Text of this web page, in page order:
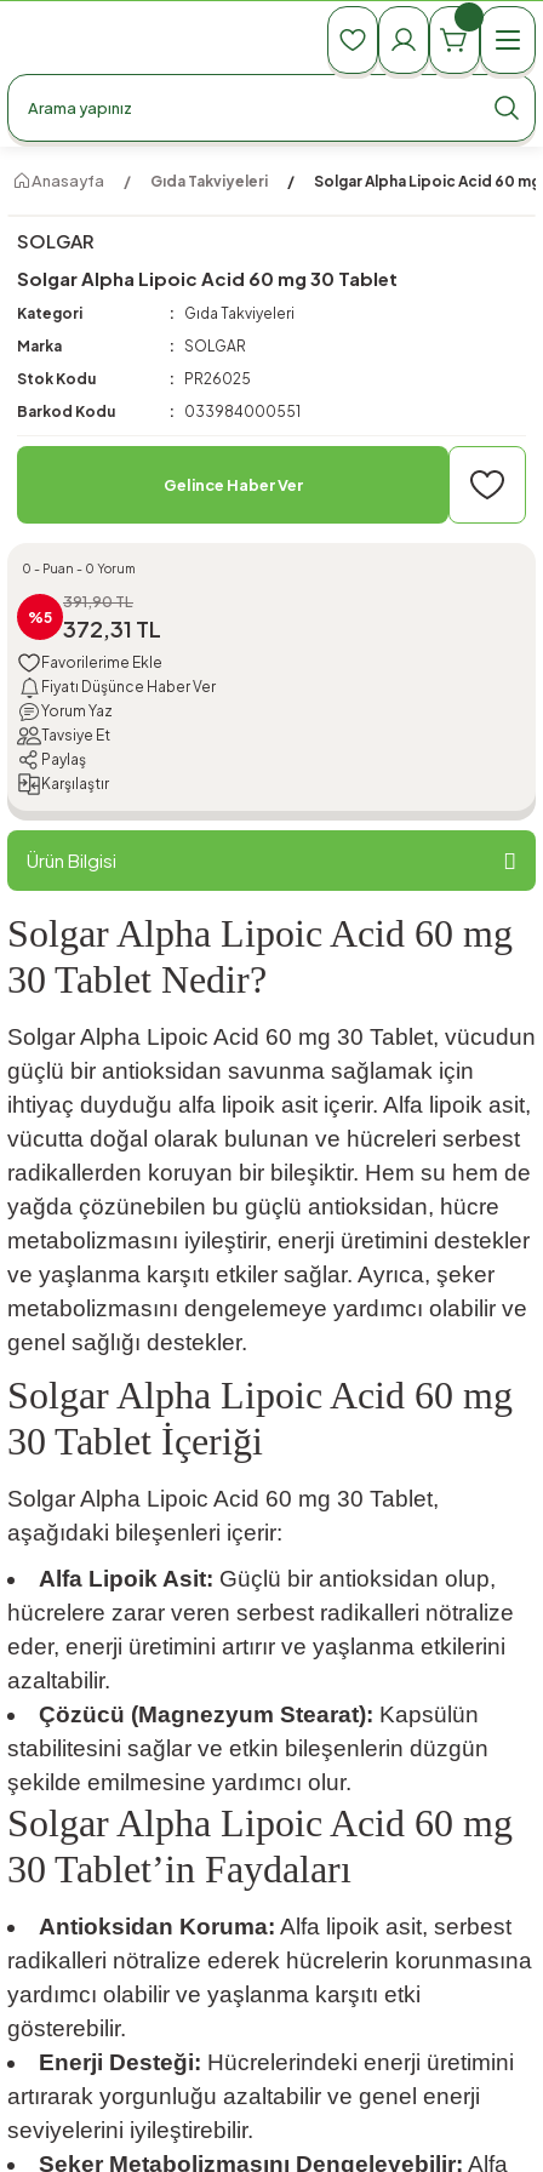
990 TL Üzeri Ücretsiz Kargo
990 TL Üzeri Ücretsiz Kargo
Anasayfa Gıda Takviyeleri Solgar Alpha Lipoic Acid 60
SOLGAR
Solgar Alpha Lipoic Acid 60 mg 30 Tablet
Kategori
Gıda Takviyeleri
Marka
SOLGAR
Stok Kodu
PR26025
Barkod Kodu
033984000551
Gelince Haber Ver
0 - Puan - 0 Yorum
%5
391,90 TL
372,31 TL
Fiyatı Düşünce Haber Ver
Yorum Yaz
Tavsiye Et
Paylaş
Karşılaştır
Ürün Bilgisi
Solgar Alpha Lipoic Acid 60 mg
30 Tablet Nedir?
Solgar Alpha Lipoic Acid 60 mg 30 Tablet, vücudun
güçlü bir antioksidan savunma sağlamak için
ihtiyaç duyduğu alfa lipoik asit içerir. Alfa lipoik asit,
vücutta doğal olarak bulunan ve hücreleri serbest
radikallerden koruyan bir bileşiktir. Hem su hem de
yağda çözünebilen bu güçlü antioksidan, hücre
metabolizmasını iyileştirir, enerji üretimini destekler
ve yaşlanma karşıtı etkiler sağlar. Ayrıca, şeker
metabolizmasını dengelemeye yardımcı olabilir ve
genel sağlığı destekler.
Solgar Alpha Lipoic Acid 60 mg
30 Tablet İçeriği
Solgar Alpha Lipoic Acid 60 mg 30 Tablet,
aşağıdaki bileşenleri içerir:
Alfa Lipoik Asit: Güçlü bir antioksidan olup,
hücrelere zarar veren serbest radikalleri nötralize
eder, enerji üretimini artırır ve yaşlanma etkilerini
azaltabilir.
Çözücü (Magnezyum Stearat): Kapsülün
stabilitesini sağlar ve etkin bileşenlerin düzgün
şekilde emilmesine yardımcı olur.
Solgar Alpha Lipoic Acid 60 mg
30 Tablet’in Faydaları
Antioksidan Koruma: Alfa lipoik asit, serbest
radikalleri nötralize ederek hücrelerin korunmasına
yardımcı olabilir ve yaşlanma karşıtı etki
gösterebilir.
Enerji Desteği: Hücrelerindeki enerji üretimini
artırarak yorgunluğu azaltabilir ve genel enerji
seviyelerini iyileştirebilir.
Şeker Metabolizmasını Dengeleyebilir: Alfa